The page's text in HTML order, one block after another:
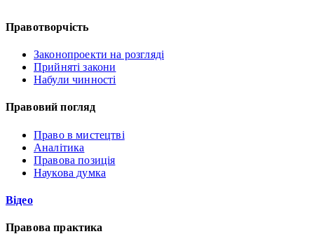
Правотворчість
Законопроекти на розгляді
Прийняті закони
Набули чинності
Правовий погляд
Право в мистецтві
Аналітика
Правова позиція
Наукова думка
Відео
Правова практика